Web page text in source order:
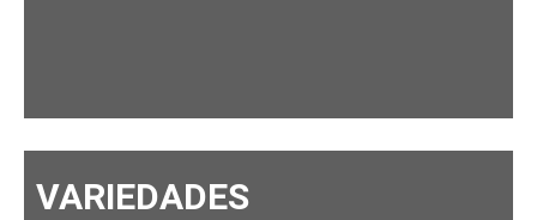
VARIEDADES